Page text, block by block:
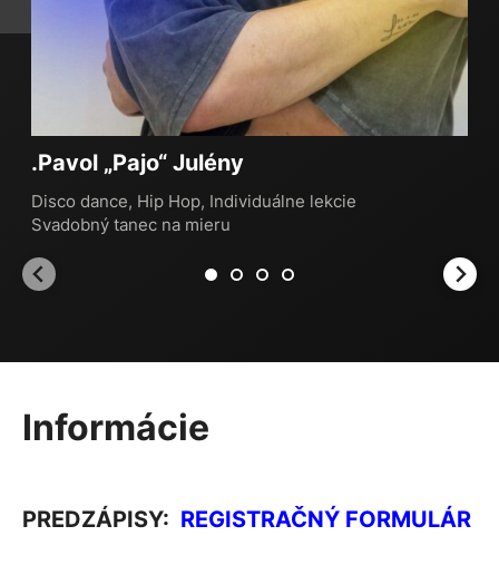
.Pavol „Pajo“ Julény
Disco dance, Hip Hop, Individuálne lekcie
Svadobný tanec na mieru
Informácie
PREDZÁPISY: REGISTRAČNÝ FORMULÁR